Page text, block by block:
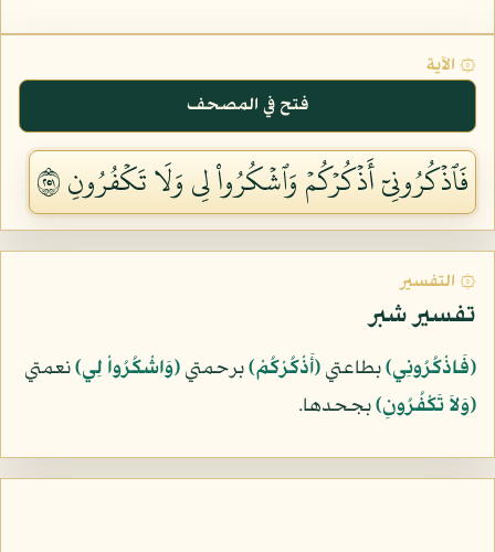
۞ الآية
فتح في المصحف
فَٱذۡكُرُونِيٓ أَذۡكُرۡكُمۡ وَٱشۡكُرُواْ لِي وَلَا تَكۡفُرُونِ ١٥٢
۞ التفسير
تفسير شبر
﴿فَاذْكُرُونِي﴾بطاعتي﴿أَذْكُرْكُمْ﴾برحمتي﴿وَاشْكُرُواْ لِي﴾نعمتي
﴿وَلاَ تَكْفُرُونِ﴾بجحدها.